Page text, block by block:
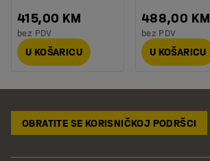
415,00 KM
bez PDV
U KOŠARICU
488,00 KM
bez PDV
U KOŠARICU
OBRATITE SE KORISNIČKOJ PODRŠCI